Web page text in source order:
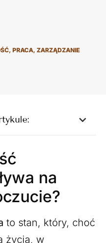
, PRACA, ZARZĄDZANIE
na
to stan, który, choć
życia, w